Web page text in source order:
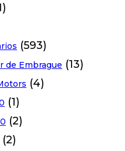
(593)
de Embrague (13)
(4)
(1)
(2)
(2)